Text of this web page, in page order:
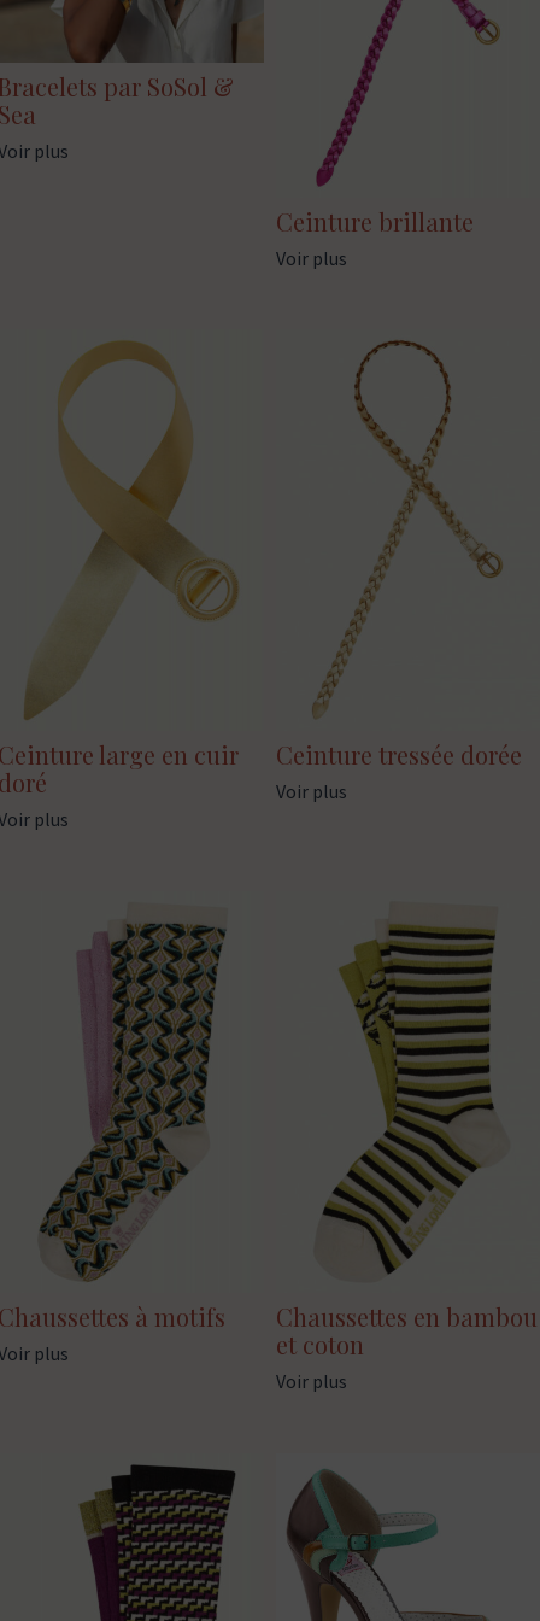
par SoSol &
plus
Ceinture brillante
Voir plus
large en cuir
plus
Ceinture tressée dorée
Voir plus
à motifs
plus
Chaussettes en bambou
et coton
Voir plus